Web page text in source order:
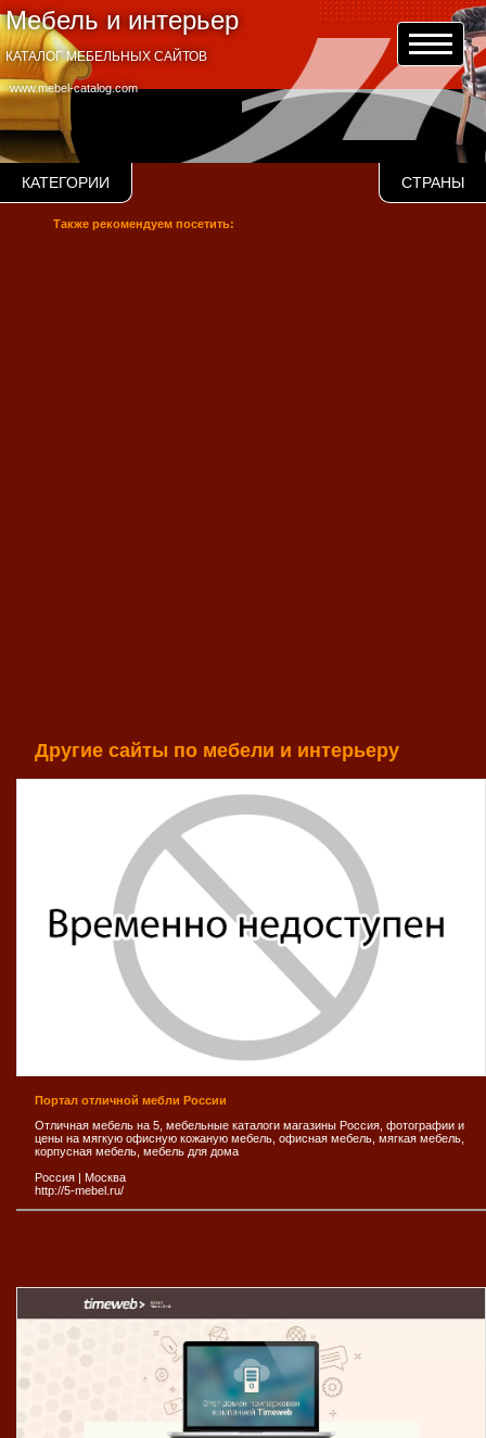
Мебель и интерьер
www.mebel-catalog.com
КАТАЛОГ МЕБЕЛЬНЫХ САЙТОВ
КАТЕГОРИИ СТРАНЫ
Также рекомендуем посетить:
Другие сайты по мебели и интерьеру
Портал отличной мебли России
Отличная мебель на 5, мебельные каталоги магазины Россия, фотографии и
цены на мягкую офисную кожаную мебель, офисная мебель, мягкая мебель,
корпусная мебель, мебель для дома
Россия | Москва
http://5-mebel.ru/